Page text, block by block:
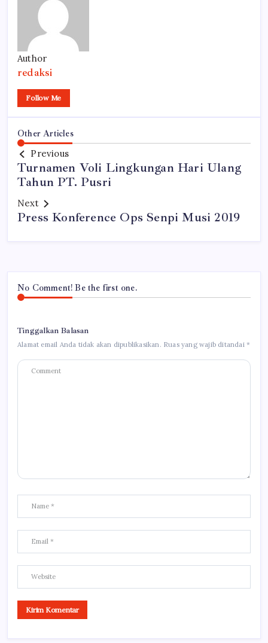
Author
redaksi
Follow Me
Other Articles
Previous
Turnamen Voli Lingkungan Hari Ulang
Tahun PT. Pusri
Next
Press Konference Ops Senpi Musi 2019
No Comment! Be the first one.
Tinggalkan Balasan
Alamat email Anda tidak akan dipublikasikan. Ruas yang wajib ditandai*